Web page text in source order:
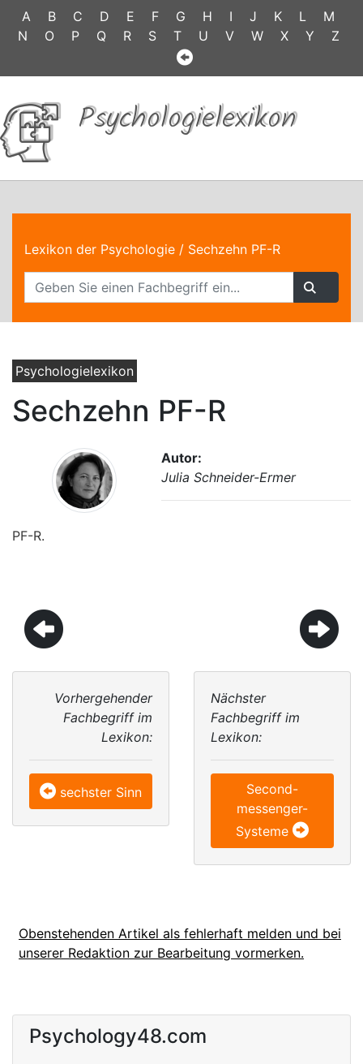
A B C D E F G H I J K L
M
N
O P Q R S T U V W X Y Z
Psychologielexikon
Lexikon der Psychologie / Sechzehn PF-R
Psychologielexikon
Sechzehn PF-R
Autor:
Julia Schneider-Ermer
PF-R.
Vorhergehender
Fachbegriff im
Lexikon:
sechster Sinn
Nächster
Fachbegriff im
Lexikon:
Second-
messenger-
Systeme
Obenstehenden Artikel als fehlerhaft melden und bei
unserer Redaktion zur Bearbeitung vormerken.
Psychology48.com